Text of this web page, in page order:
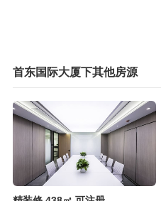
首东国际大厦下其他房源